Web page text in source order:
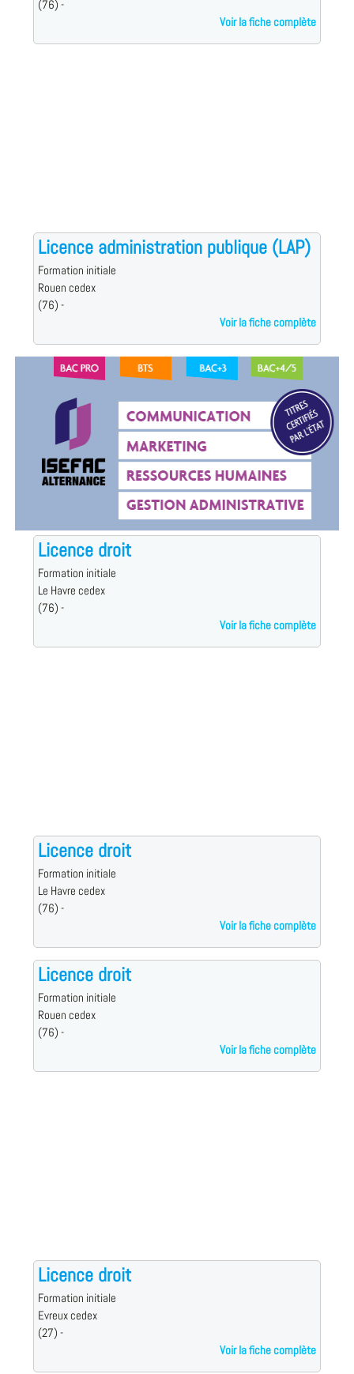
(76) -
Voir la fiche complète
Licence administration publique (LAP)
Formation initiale
Rouen cedex
(76) -
Voir la fiche complète
Licence droit
Formation initiale
Le Havre cedex
(76) -
Voir la fiche complète
Licence droit
Formation initiale
Le Havre cedex
(76) -
Voir la fiche complète
Licence droit
Formation initiale
Rouen cedex
(76) -
Voir la fiche complète
Licence droit
Formation initiale
Evreux cedex
(27) -
Voir la fiche complète